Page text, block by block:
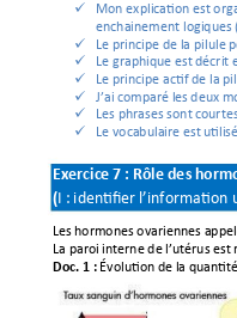
Exercice 7 : Rôle des hor
(I : identifier l’information
 Mon explication est
enchainement logiques
 Le principe de la pilule
 Le graphique estdécrit
 Le principe actif de la
 J’ai comparé les deux
 Les phrases sont
 Le vocabulaire est util isé
Les hormones ovariennes
La paroi interne de l’utérus est
Doc. 1 : Évolution de la quantité